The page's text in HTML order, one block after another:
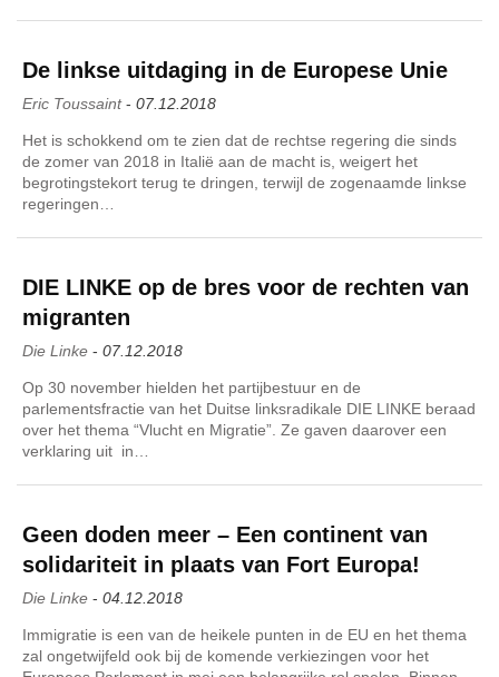
De linkse uitdaging in de Europese Unie
Eric Toussaint- 07.12.2018
Het is schokkend om te zien dat de rechtse regering die sinds
de zomer van 2018 in Italië aan de macht is, weigert het
begrotingstekort terug te dringen, terwijl de zogenaamde linkse
regeringen…
DIE LINKE op de bres voor de rechten van
migranten
Die Linke - 07.12.2018
Op 30 november hielden het partijbestuur en de
parlementsfractie van het Duitse linksradikale DIE LINKE beraad
over het thema “Vlucht en Migratie”. Ze gaven daarover een
verklaring uit in…
Geen doden meer – Een continent van
solidariteit in plaats van Fort Europa!
Die Linke - 04.12.2018
Immigratie is een van de heikele punten in de EU en het thema
zal ongetwijfeld ook bij de komende verkiezingen voor het